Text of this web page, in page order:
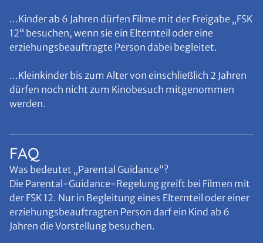
...Kinder ab 6 Jahren dürfen Filme mit der Freigabe „FSK
12“ besuchen, wenn sie ein Elternteil oder eine
erziehungsbeauftragte Person dabei begleitet.
...Kleinkinder bis zum Alter von einschließlich 2 Jahren
dürfen noch nicht zum Kinobesuch mitgenommen
werden.
FAQ
Was bedeutet „Parental Guidance“?
Die Parental-Guidance-Regelung greift bei Filmen mit
der FSK 12. Nur in Begleitung eines Elternteil oder einer
erziehungsbeauftragten Person darf ein Kind ab 6
Jahren die Vorstellung besuchen.